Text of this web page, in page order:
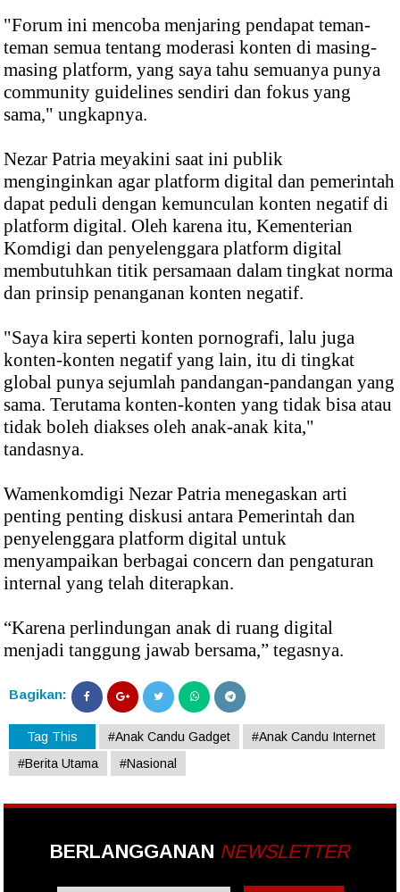
"Forum ini mencoba menjaring pendapat teman-
teman semua tentang moderasi konten di masing-
masing platform, yang saya tahu semuanya punya
community guidelines sendiri dan fokus yang
sama," ungkapnya.
Nezar Patria meyakini saat ini publik
menginginkan agar platform digital dan pemerintah
dapat peduli dengan kemunculan konten negatif di
platform digital. Oleh karena itu, Kementerian
Komdigi dan penyelenggara platform digital
membutuhkan titik persamaan dalam tingkat norma
dan prinsip penanganan konten negatif.
"Saya kira seperti konten pornografi, lalu juga
konten-konten negatif yang lain, itu di tingkat
global punya sejumlah pandangan-pandangan yang
sama. Terutama konten-konten yang tidak bisa atau
tidak boleh diakses oleh anak-anak kita,"
tandasnya.
Wamenkomdigi Nezar Patria menegaskan arti
penting penting diskusi antara Pemerintah dan
penyelenggara platform digital untuk
menyampaikan berbagai concern dan pengaturan
internal yang telah diterapkan.
“Karena perlindungan anak di ruang digital
menjadi tanggung jawab bersama,” tegasnya.
Bagikan:
Tag This #Anak Candu Gadget
#Anak Candu Internet
#Berita Utama
#Nasional
BERLANGGANAN NEWSLETTER